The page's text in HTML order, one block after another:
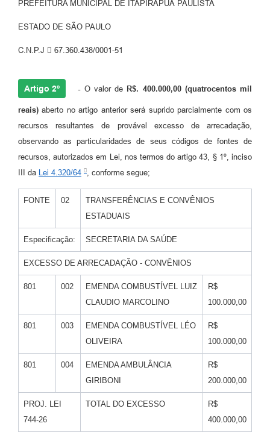
PREFEITURA MUNICIPAL DE ITAPIRAPUÃ PAULISTA
ESTADO DE SÃO PAULO
C.N.P.J  67.360.438/0001-51
Artigo 2º - O valor de R$. 400.000,00 (quatrocentos mil
reais) aberto no artigo anterior será suprido parcialmente com os
recursos resultantes de provável excesso de arrecadação,
observando as particularidades de seus códigos de fontes de
recursos, autorizados em Lei, nos termos do artigo 43, § 1º, inciso
III da Lei 4.320/64 , conforme segue;
FONTE 02
TRANSFERÊNCIAS E CONVÊNIOS
ESTADUAIS
Especificação: SECRETARIA DA SAÚDE
EXCESSO DE ARRECADAÇÃO - CONVÊNIOS
801 002
EMENDA COMBUSTÍVEL LUIZ
CLAUDIO MARCOLINO
R$
100.000,00
801 003
EMENDA COMBUSTÍVEL LÉO
OLIVEIRA
R$
100.000,00
801 004
EMENDA AMBULÂNCIA
GIRIBONI
R$
200.000,00
PROJ. LEI
744-26
TOTAL DO EXCESSO
R$
400.000,00